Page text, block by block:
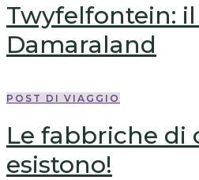
Twyfelfontein:
Damaraland
POST DI VIAGGIO
Le fabbriche di
esistono!